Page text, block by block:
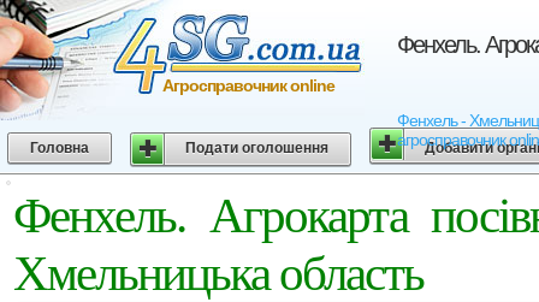
Фенхель.
Фенхель -
агросправочник
Агросправочник online
Головна Подати оголошення Добавити
Фенхель. Агрокарта
Хмельницька область